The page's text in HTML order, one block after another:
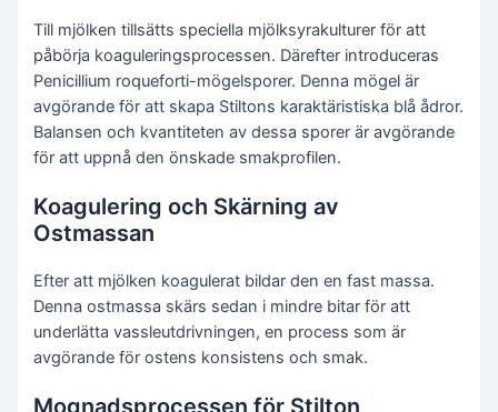
Till mjölken tillsätts speciella mjölksyrakulturer för att
påbörja koaguleringsprocessen. Därefter introduceras
Penicillium roqueforti-mögelsporer. Denna mögel är
avgörande för att skapa Stiltons karaktäristiska blå ådror.
Balansen och kvantiteten av dessa sporer är avgörande
för att uppnå den önskade smakprofilen.
Koagulering och Skärning av
Ostmassan
Efter att mjölken koagulerat bildar den en fast massa.
Denna ostmassa skärs sedan i mindre bitar för att
underlätta vassleutdrivningen, en process som är
avgörande för ostens konsistens och smak.
Mognadsprocessen för Stilton